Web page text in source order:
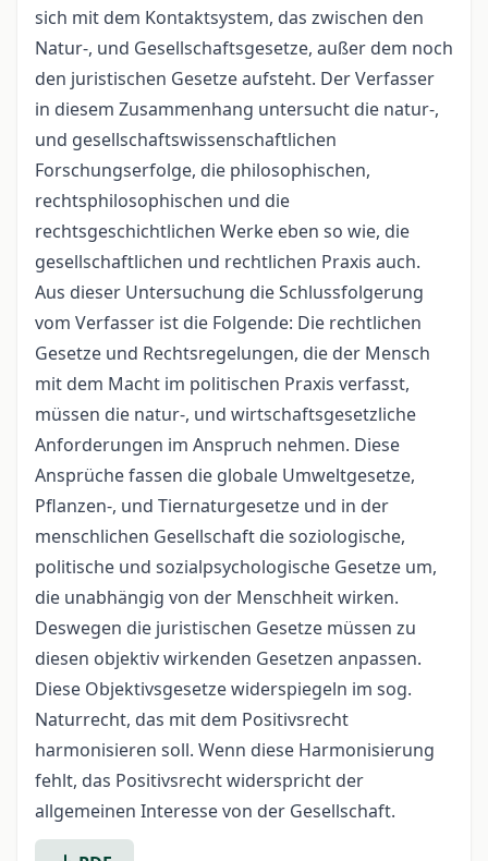
sich mit dem Kontaktsystem, das zwischen den
Natur-, und Gesellschaftsgesetze, außer dem noch
den juristischen Gesetze aufsteht. Der Verfasser
in diesem Zusammenhang untersucht die natur-,
und gesellschaftswissenschaftlichen
Forschungserfolge, die philosophischen,
rechtsphilosophischen und die
rechtsgeschichtlichen Werke eben so wie, die
gesellschaftlichen und rechtlichen Praxis auch.
Aus dieser Untersuchung die Schlussfolgerung
vom Verfasser ist die Folgende: Die rechtlichen
Gesetze und Rechtsregelungen, die der Mensch
mit dem Macht im politischen Praxis verfasst,
müssen die natur-, und wirtschaftsgesetzliche
Anforderungen im Anspruch nehmen. Diese
Ansprüche fassen die globale Umweltgesetze,
Pflanzen-, und Tiernaturgesetze und in der
menschlichen Gesellschaft die soziologische,
politische und sozialpsychologische Gesetze um,
die unabhängig von der Menschheit wirken.
Deswegen die juristischen Gesetze müssen zu
diesen objektiv wirkenden Gesetzen anpassen.
Diese Objektivsgesetze widerspiegeln im sog.
Naturrecht, das mit dem Positivsrecht
harmonisieren soll. Wenn diese Harmonisierung
fehlt, das Positivsrecht widerspricht der
allgemeinen Interesse von der Gesellschaft.